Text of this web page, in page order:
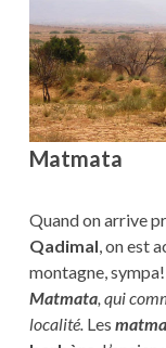
Matmata
Quand on arrive
Qadimal, on est
montagne, sympa!
Matmata, qui
localité.Les